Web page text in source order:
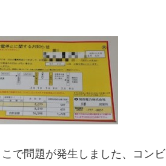
こで問題が発生しました、コン